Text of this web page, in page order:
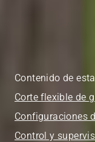
Contenido de
Corte flexible de
Configuraciones
Control y